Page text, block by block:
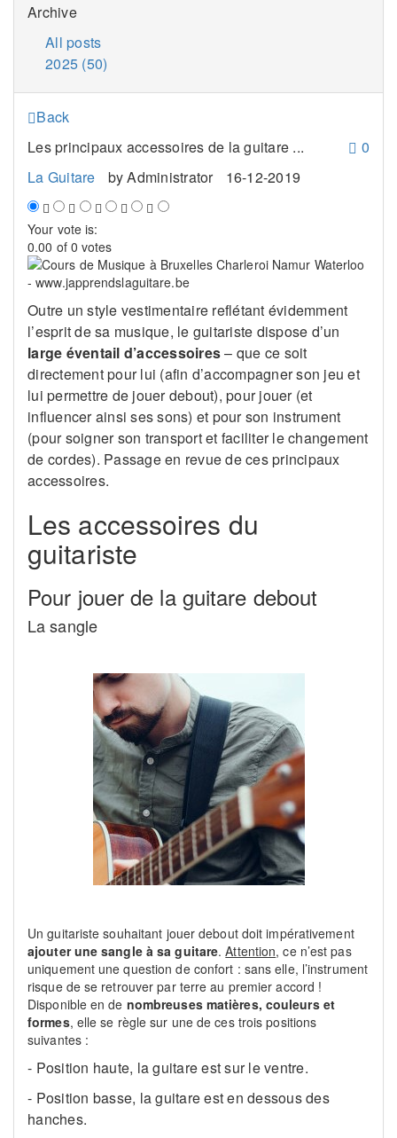
Archive
All posts
2025 (50)
Back
0
Les principaux accessoires de la guitare ...
La Guitare
byAdministrator 16-12-2019
Your vote is:
0.00 of 0 votes
Outre un style vestimentaire reflétant évidemment
l’esprit de sa musique, le guitariste dispose d’un
large éventail d’accessoires– que ce soit
directement pour lui (afin d’accompagner son jeu et
lui permettre de jouer debout), pour jouer (et
influencer ainsi ses sons) et pour son instrument
(pour soigner son transport et faciliter le changement
de cordes). Passage en revue de ces principaux
accessoires.
Les accessoires du
guitariste
Pour jouer de la guitare debout
La sangle
Un guitariste souhaitant jouer debout doit impérativement
ajouter une sangle à sa guitare.Attention, ce n’est pas
uniquement une question de confort : sans elle, l’instrument
risque de se retrouver par terre au premier accord !
Disponible en de nombreuses matières, couleurs et
formes, elle se règle sur une de ces trois positions
suivantes :
- Position haute, la guitare est sur le ventre.
- Position basse, la guitare est en dessous des
hanches.